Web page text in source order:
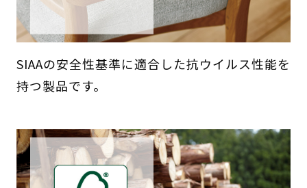
SIAAの安全性基準に適合した抗ウイルス性能を
持つ製品です。